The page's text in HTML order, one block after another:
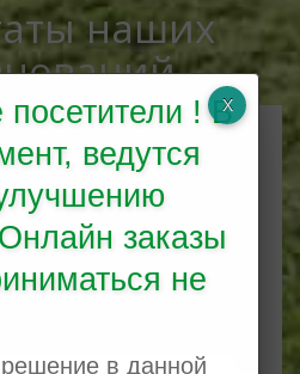
! В
ведутся
заказы
наших